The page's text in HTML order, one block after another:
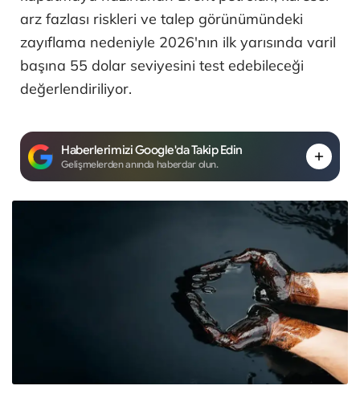
arz fazlası riskleri ve talep görünümündeki
zayıflama nedeniyle 2026'nın ilk yarısında varil
başına 55 dolar seviyesini test edebileceği
değerlendiriliyor.
Haberlerimizi Google'da Takip Edin
Gelişmelerden anında haberdar olun.